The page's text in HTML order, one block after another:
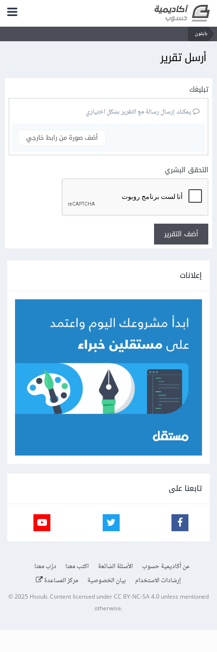
بايثون
أرسل تقرير
تبليغك
يمكنك إرسال رسالة مع التقرير بشكل اختياري
أضف صورة من رابط خارجي
التحقق البشري
أضف التقرير
إعلانات
تابعنا على
عن أكاديمية حسوب الأسئلة الشائعة اكتب معنا
درّب معنا
إرشادات الاستخدام
بيان الخصوصية مركز المساعدة
© 2025 Hsoub.Content licensed underCC BY-NC-SA 4.0unless mentioned
otherwise.